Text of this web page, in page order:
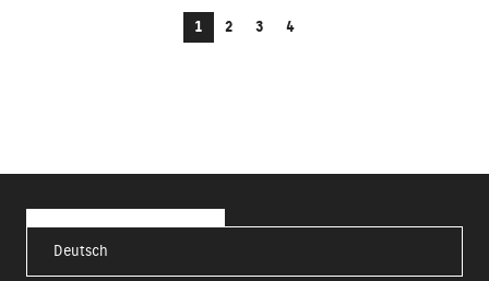
1 2 3 4
Deutsch